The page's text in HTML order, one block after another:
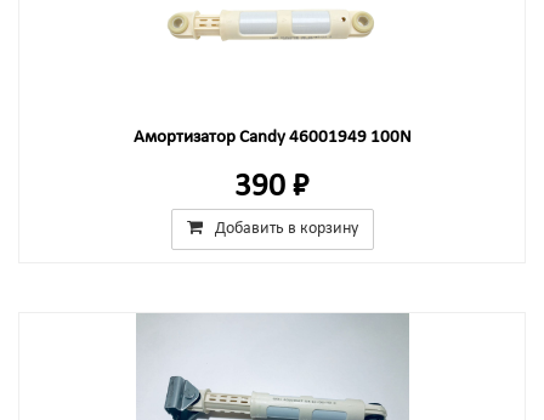
Амортизатор Candy 46001949 100N
390 ₽
Добавить в корзину